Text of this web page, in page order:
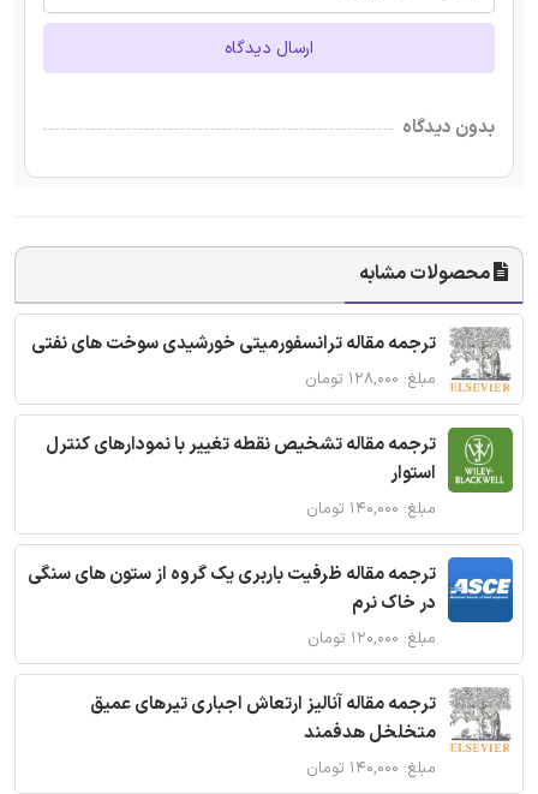
ارسال دیدگاه
بدون دیدگاه
محصولات مشابه
ترجمه مقاله ترانسفورمیتی خورشیدی سوخت های نفتی
مبلغ: ۱۲۸,۰۰۰ تومان
ترجمه مقاله تشخیص نقطه تغییر با نمودارهای کنترل
استوار
مبلغ: ۱۴۰,۰۰۰ تومان
ترجمه مقاله ظرفیت باربری یک گروه از ستون های سنگی
در خاک نرم
مبلغ: ۱۲۰,۰۰۰ تومان
ترجمه مقاله آنالیز ارتعاش اجباری تیرهای عمیق
متخلخل هدفمند
مبلغ: ۱۴۰,۰۰۰ تومان